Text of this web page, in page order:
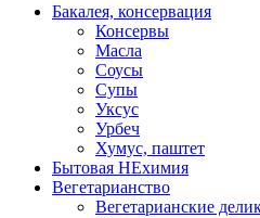
Бакалея, консервация
Консервы
Масла
Соусы
Супы
Уксус
Урбеч
Хумус, паштет
Бытовая НЕхимия
Вегетарианство
Вегетарианские